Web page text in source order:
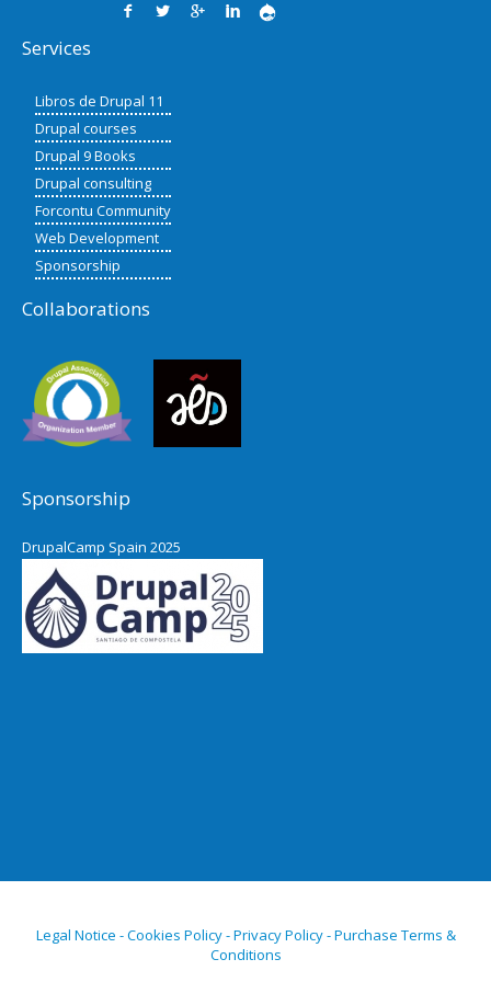
Services
Libros de Drupal 11
Drupal courses
Drupal 9 Books
Drupal consulting
Forcontu Community
Web Development
Sponsorship
Collaborations
Sponsorship
DrupalCamp Spain 2025
Legal Notice - Cookies Policy - Privacy Policy - Purchase Terms &
Conditions